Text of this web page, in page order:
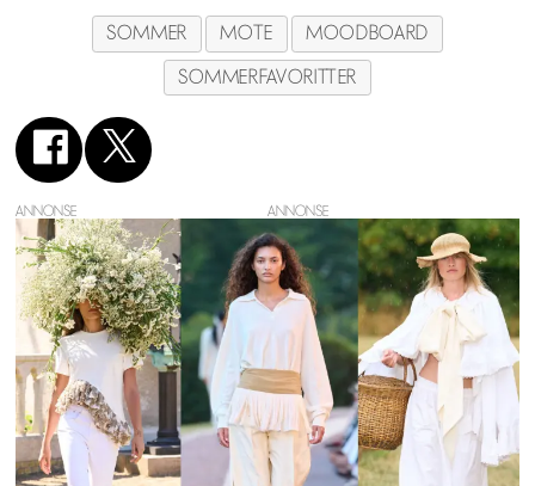
SOMMER MOTE
MOODBOARD
SOMMERFAVORITTER
ANNONSE